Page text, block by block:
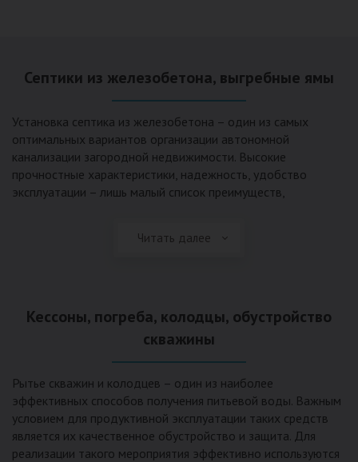
Септики из железобетона, выгребные ямы
Установка септика из железобетона – один из самых
оптимальных вариантов организации автономной
канализации загородной недвижимости. Высокие
прочностные характеристики, надежность, удобство
эксплуатации – лишь малый список преимуществ,
Он независим от источников электроэнергии, прост в
достоинства обуславливают большую популярность
септика из железобетонных колец.
Читать далее
Кессоны, погреба, колодцы, обустройство
скважины
Рытье скважин и колодцев – один из наиболее
эффективных способов получения питьевой воды. Важным
условием для продуктивной эксплуатации таких средств
является их качественное обустройство и защита. Для
реализации такого мероприятия эффективно используются